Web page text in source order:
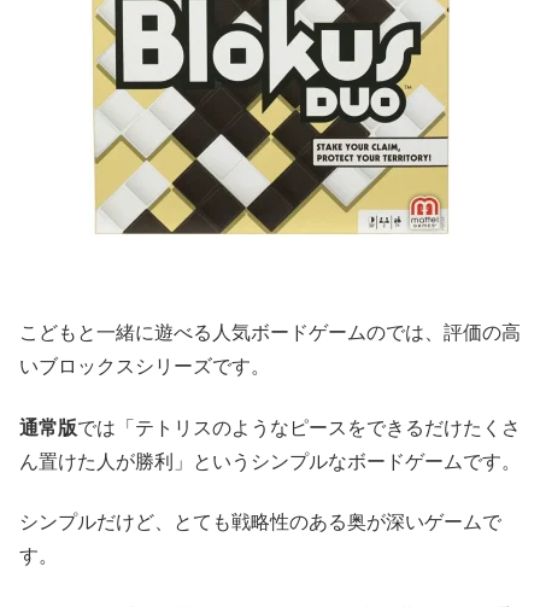
こどもと一緒に遊べる人気ボードゲームのでは、評価の高
いブロックスシリーズです。
通常版では「テトリスのようなピースをできるだけたくさ
ん置けた人が勝利」というシンプルなボードゲームです。
シンプルだけど、とても戦略性のある奥が深いゲームで
す。